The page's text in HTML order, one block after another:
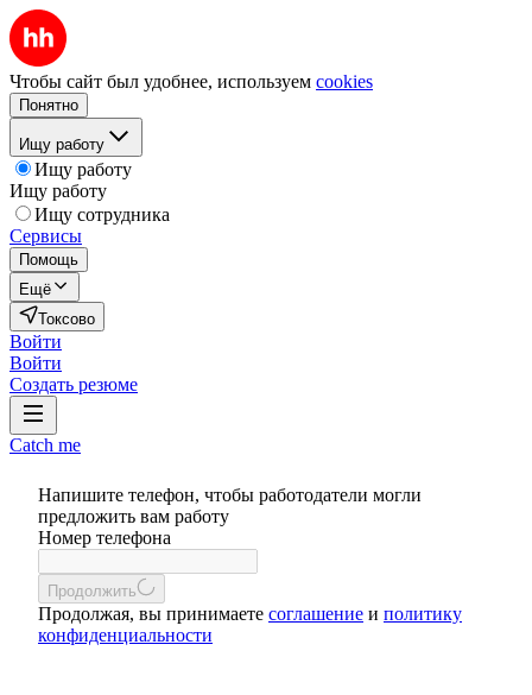
Чтобы сайт был удобнее, используем cookies
Понятно
Ищу работу
Ищу работу
Ищу работу
Ищу сотрудника
Сервисы
Помощь
Ещё
Токсово
Войти
Войти
Создать резюме
Catch me
Напишите телефон, чтобы работодатели могли
предложить вам работу
Номер телефона
Продолжить
Продолжая, вы принимаете соглашение и политику
конфиденциальности